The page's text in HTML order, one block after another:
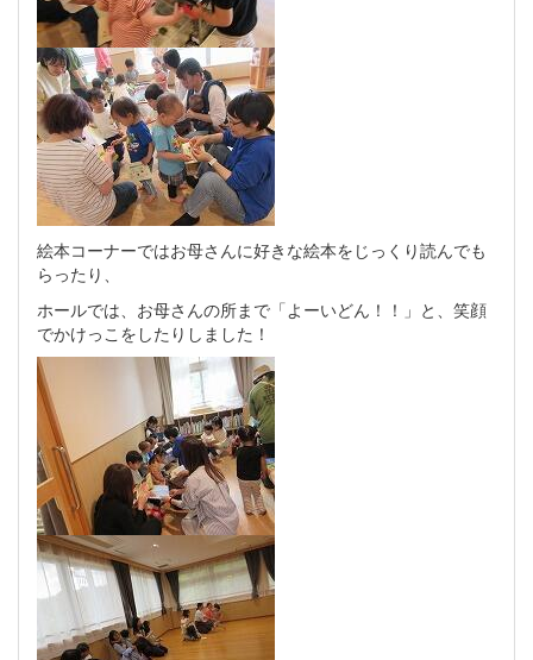
絵本コーナーではお母さんに好きな絵本をじっくり読んでも
らったり、
ホールでは、お母さんの所まで「よーいどん！！」と、笑顔
でかけっこをしたりしました！